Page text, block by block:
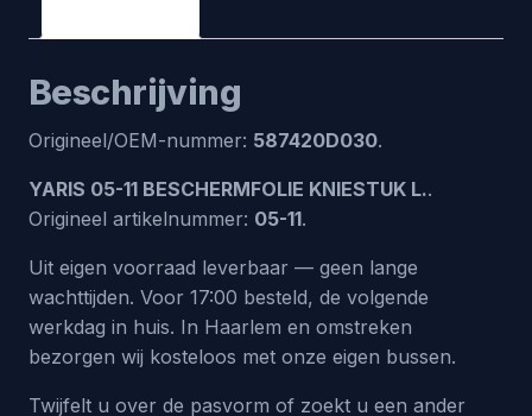
587420D030
Beschrijving
Origineel/OEM-nummer: 587420D030.
YARIS 05-11 BESCHERMFOLIE KNIESTUK L..
Origineel artikelnummer: 05-11.
Uit eigen voorraad leverbaar — geen lange
wachttijden. Voor 17:00 besteld, de volgende
werkdag in huis. In Haarlem en omstreken
bezorgen wij kosteloos met onze eigen bussen.
Twijfelt u over de pasvorm of zoekt u een ander